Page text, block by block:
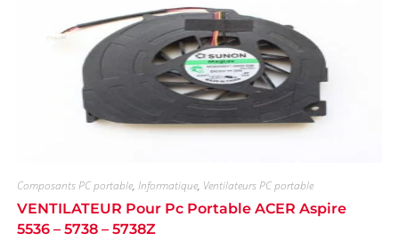
Composants PC portable, Informatique, Ventilateurs PC portable
VENTILATEUR Pour Pc Portable ACER Aspire
5536 – 5738 – 5738Z